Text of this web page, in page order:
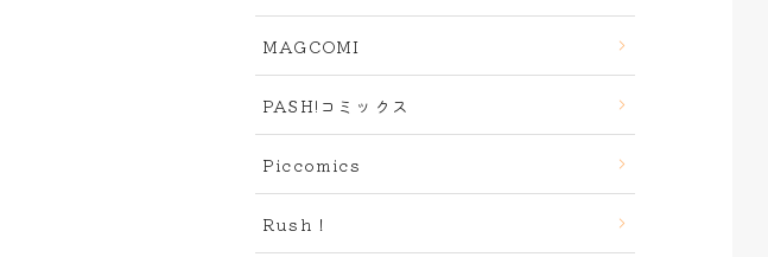
MAGCOMI
PASH!コミックス
Piccomics
Rush！